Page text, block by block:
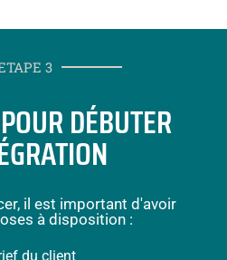
3
DÉBUTER
il est important d'avoir
à disposition :
du client